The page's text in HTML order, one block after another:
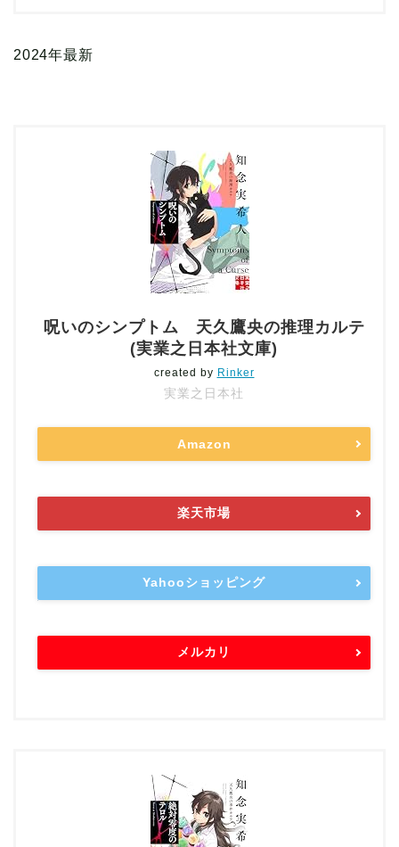
2024年最新
呪いのシンプトム 天久鷹央の推理カルテ
(実業之日本社文庫)
created by Rinker
実業之日本社
Amazon
楽天市場
Yahooショッピング
メルカリ